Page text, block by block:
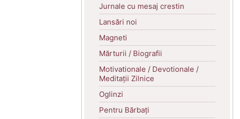
Jurnale cu mesaj crestin
Lansări noi
Magneti
Mărturii / Biografii
Motivationale / Devotionale /
Meditații Zilnice
Oglinzi
Pentru Bărbați